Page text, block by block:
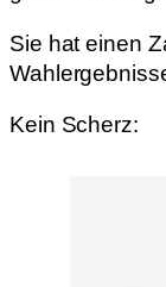
Sie hat einen
Kein Scherz: